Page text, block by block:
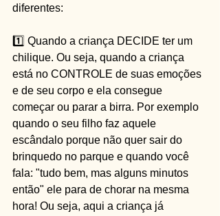
diferentes:
1️⃣ Quando a criança DECIDE ter um
chilique. Ou seja, quando a criança
está no CONTROLE de suas emoções
e de seu corpo e ela consegue
começar ou parar a birra. Por exemplo
quando o seu filho faz aquele
escândalo porque não quer sair do
brinquedo no parque e quando você
fala: "tudo bem, mas alguns minutos
então" ele para de chorar na mesma
hora! Ou seja, aqui a criança já